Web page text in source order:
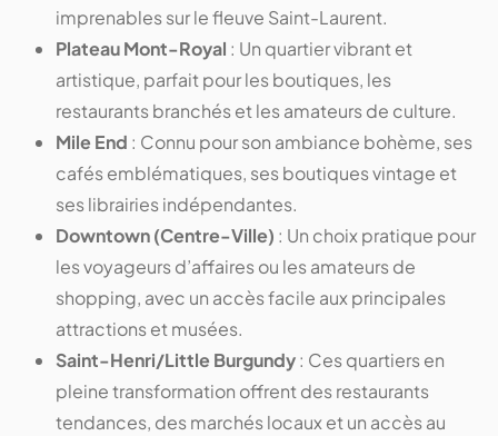
imprenables sur le fleuve Saint-Laurent.
Plateau Mont-Royal : Un quartier vibrant et
artistique, parfait pour les boutiques, les
restaurants branchés et les amateurs de culture.
Mile End : Connu pour son ambiance bohème, ses
cafés emblématiques, ses boutiques vintage et
ses librairies indépendantes.
Downtown (Centre-Ville) : Un choix pratique pour
les voyageurs d’affaires ou les amateurs de
shopping, avec un accès facile aux principales
attractions et musées.
Saint-Henri/Little Burgundy: Ces quartiers en
pleine transformation offrent des restaurants
tendances, des marchés locaux et un accès au